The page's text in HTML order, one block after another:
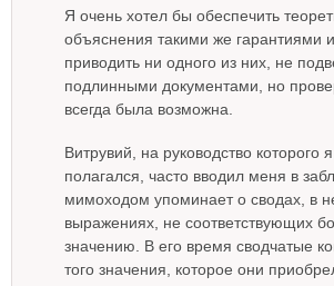
Я очень хотел бы обеспечить
объяснения такими же гарантиями
приводить ни одного из них, не
подлинными документами, но
всегда была возможна.
Витрувий, на руководство которого
полагался, часто вводил меня в
мимоходом упоминает о сводах, в
выражениях, не соответствующих
значению. В его время сводчатые
того значения, которое они